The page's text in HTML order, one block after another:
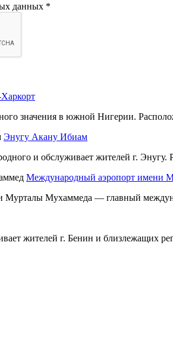
данных *
значения в южной Нигерии.
Энугу Акану Ибиам
и обслуживает жителей г. Энугу.
Международный аэропорт имени
Мухаммеда — главный
жителей г. Бенин и близлежащих